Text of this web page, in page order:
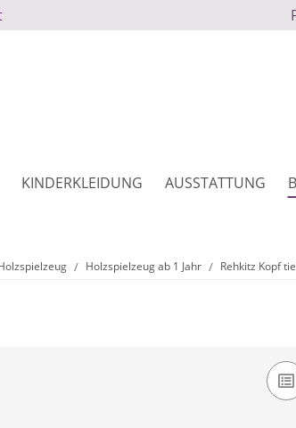
KINDERKLEIDUNG AUSSTATTUNG
Holzspielzeug ab 1 Jahr Rehkitz Kopf